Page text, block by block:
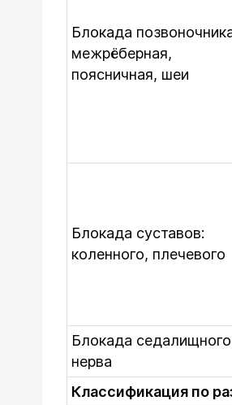
Блокада
межрёберная,
поясничная, шеи
Блокада суставов:
коленного, плечевого
Блокада седалищного
нерва
Классификация по